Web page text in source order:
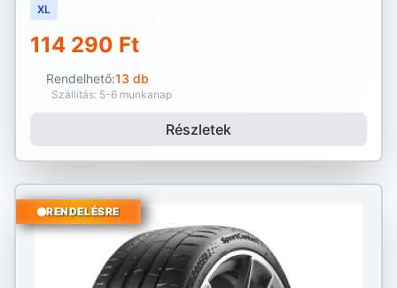
XL
114 290 Ft
Rendelhető:13 db
Szállítás: 5-6 munkanap
Részletek
RENDELÉSRE